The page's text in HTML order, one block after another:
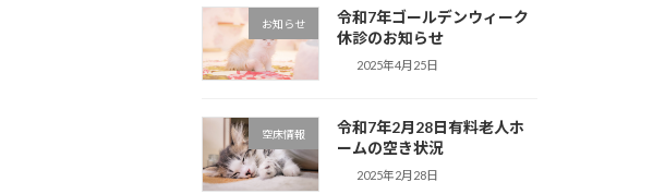
お知らせ
令和7年ゴールデンウィーク
休診のお知らせ
2025年4月25日
空床情報
令和7年2月28日有料老人ホ
ームの空き状況
2025年2月28日